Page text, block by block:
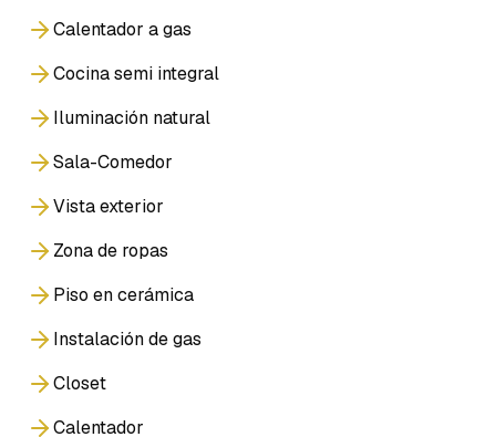
Calentador a gas
Cocina semi integral
Iluminación natural
Sala-Comedor
Vista exterior
Zona de ropas
Piso en cerámica
Instalación de gas
Closet
Calentador